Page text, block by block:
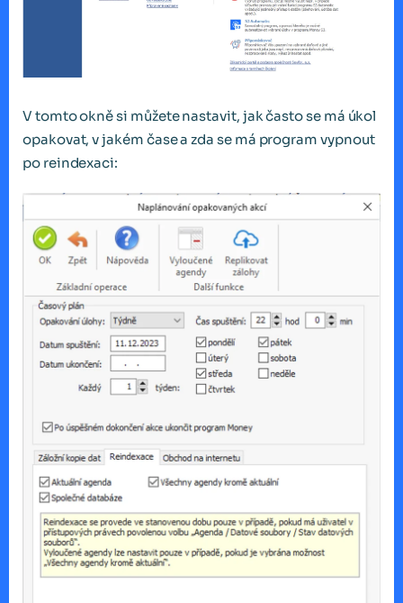
V tomto okně si můžete nastavit, jak často se má úkol
opakovat, v jakém čase a zda se má program vypnout
po reindexaci: